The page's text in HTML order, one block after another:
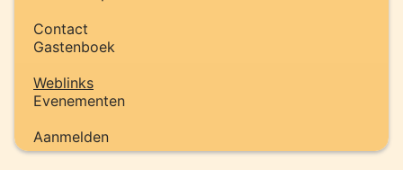
Contact
Gastenboek
Weblinks
Evenementen
Aanmelden